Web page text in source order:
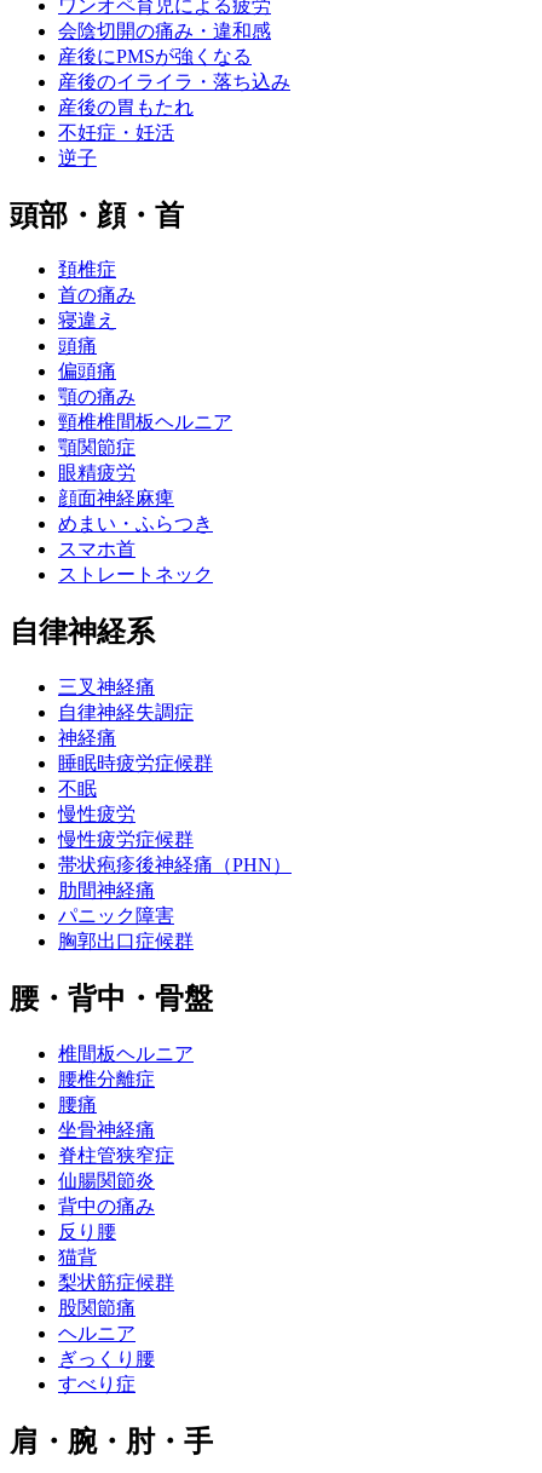
ワンオペ育児による疲労
会陰切開の痛み・違和感
産後にPMSが強くなる
産後のイライラ・落ち込み
産後の胃もたれ
不妊症・妊活
逆子
頭部・顔・首
頚椎症
首の痛み
寝違え
頭痛
偏頭痛
顎の痛み
頸椎椎間板ヘルニア
顎関節症
眼精疲労
顔面神経麻痺
めまい・ふらつき
スマホ首
ストレートネック
自律神経系
三叉神経痛
自律神経失調症
神経痛
睡眠時疲労症候群
不眠
慢性疲労
慢性疲労症候群
帯状疱疹後神経痛（PHN）
肋間神経痛
パニック障害
胸郭出口症候群
腰・背中・骨盤
椎間板ヘルニア
腰椎分離症
腰痛
坐骨神経痛
脊柱管狭窄症
仙腸関節炎
背中の痛み
反り腰
猫背
梨状筋症候群
股関節痛
ヘルニア
ぎっくり腰
すべり症
肩・腕・肘・手